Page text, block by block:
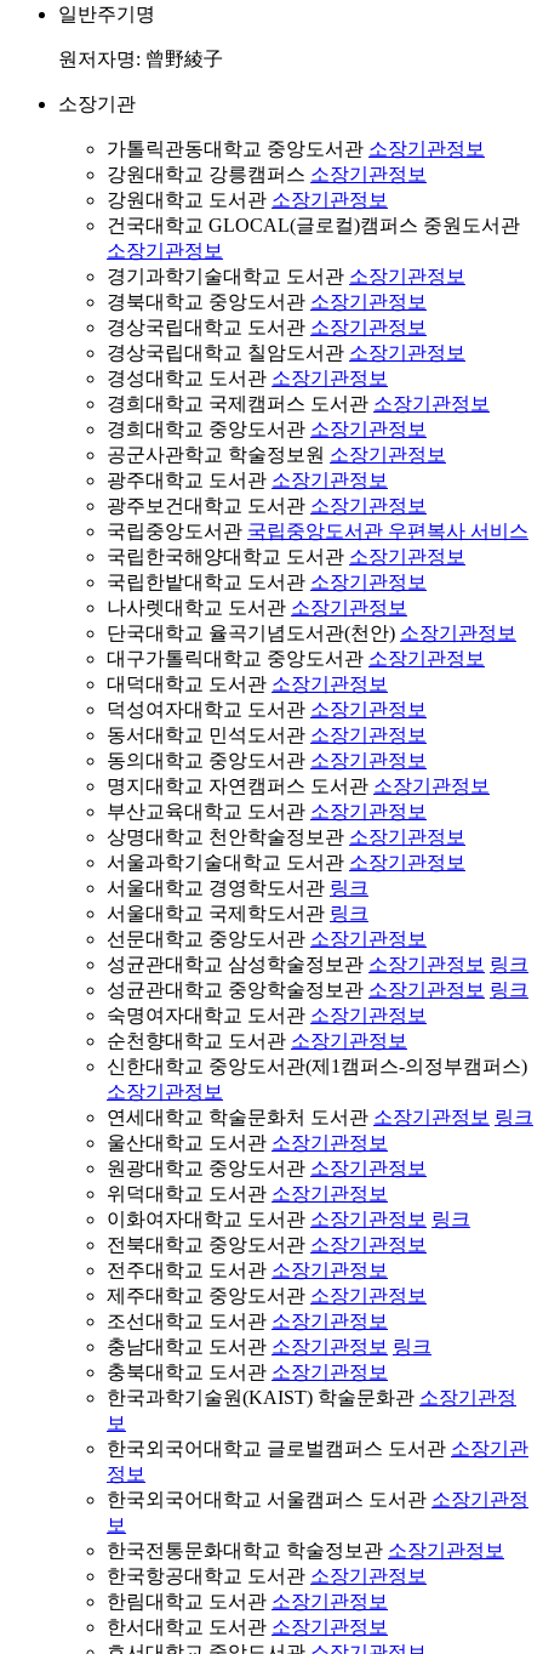
일반주기명
원저자명: 曾野綾子
소장기관
가톨릭관동대학교 중앙도서관 소장기관정보
강원대학교 강릉캠퍼스 소장기관정보
강원대학교 도서관 소장기관정보
건국대학교 GLOCAL(글로컬)캠퍼스 중원도서관
소장기관정보
경기과학기술대학교 도서관 소장기관정보
경북대학교 중앙도서관 소장기관정보
경상국립대학교 도서관 소장기관정보
경상국립대학교 칠암도서관 소장기관정보
경성대학교 도서관 소장기관정보
경희대학교 국제캠퍼스 도서관 소장기관정보
경희대학교 중앙도서관 소장기관정보
공군사관학교 학술정보원 소장기관정보
광주대학교 도서관 소장기관정보
광주보건대학교 도서관 소장기관정보
국립중앙도서관 국립중앙도서관 우편복사 서비스
국립한국해양대학교 도서관 소장기관정보
국립한밭대학교 도서관 소장기관정보
나사렛대학교 도서관 소장기관정보
단국대학교 율곡기념도서관(천안) 소장기관정보
대구가톨릭대학교 중앙도서관 소장기관정보
대덕대학교 도서관 소장기관정보
덕성여자대학교 도서관 소장기관정보
동서대학교 민석도서관 소장기관정보
동의대학교 중앙도서관 소장기관정보
명지대학교 자연캠퍼스 도서관 소장기관정보
부산교육대학교 도서관 소장기관정보
상명대학교 천안학술정보관 소장기관정보
서울과학기술대학교 도서관 소장기관정보
서울대학교 경영학도서관 링크
서울대학교 국제학도서관 링크
선문대학교 중앙도서관 소장기관정보
성균관대학교 삼성학술정보관 소장기관정보 링크
성균관대학교 중앙학술정보관 소장기관정보 링크
숙명여자대학교 도서관 소장기관정보
순천향대학교 도서관 소장기관정보
신한대학교 중앙도서관(제1캠퍼스-의정부캠퍼스)
소장기관정보
연세대학교 학술문화처 도서관 소장기관정보 링크
울산대학교 도서관 소장기관정보
원광대학교 중앙도서관 소장기관정보
위덕대학교 도서관 소장기관정보
이화여자대학교 도서관 소장기관정보 링크
전북대학교 중앙도서관 소장기관정보
전주대학교 도서관 소장기관정보
제주대학교 중앙도서관 소장기관정보
조선대학교 도서관 소장기관정보
충남대학교 도서관 소장기관정보 링크
충북대학교 도서관 소장기관정보
한국과학기술원(KAIST) 학술문화관 소장기관정
보
한국외국어대학교 글로벌캠퍼스 도서관 소장기관
정보
한국외국어대학교 서울캠퍼스 도서관 소장기관정
보
한국전통문화대학교 학술정보관 소장기관정보
한국항공대학교 도서관 소장기관정보
한림대학교 도서관 소장기관정보
한서대학교 도서관 소장기관정보